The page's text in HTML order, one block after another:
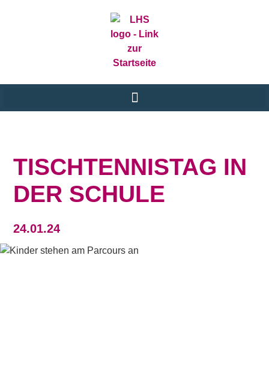
TISCHTENNISTAG IN
DER SCHULE
24.01.24